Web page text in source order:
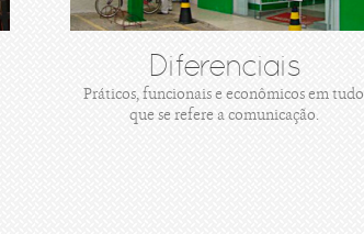
Diferenciais
Práticos, funcionais e econômicos em tudo
que se refere a comunicação.